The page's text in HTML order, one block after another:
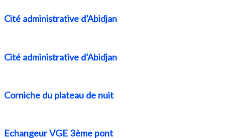
Cité administrative d’Abidjan
Cité administrative d’Abidjan
Corniche du plateau de nuit
Echangeur VGE 3ème pont